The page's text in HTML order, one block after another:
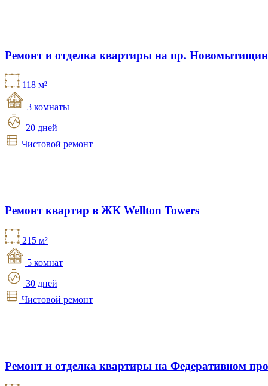
Ремонт и отделка квартиры на пр.
118 м²
3 комнаты
20 дней
Чистовой ремонт
Ремонт квартир в ЖК Wellton Towers
215 м²
5 комнат
30 дней
Чистовой ремонт
Ремонт и отделка квартиры на Федеративном